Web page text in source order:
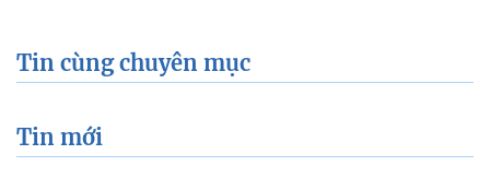
Tin cùng chuyên mục
Tin mới